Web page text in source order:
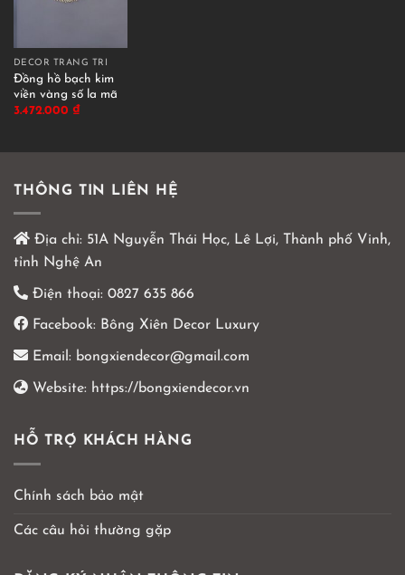
DECOR TRANG TRÍ
Đồng hồ bạch kim
viền vàng số la mã
3.472.000 ₫
THÔNG TIN LIÊN HỆ
Địa chỉ: 51A Nguyễn Thái Học, Lê Lợi, Thành phố Vinh,
tỉnh Nghệ An
Điện thoại: 0827 635 866
Facebook: Bông Xiên Decor Luxury
Email: bongxiendecor@gmail.com
Website: https://bongxiendecor.vn
HỖ TRỢ KHÁCH HÀNG
Chính sách bảo mật
Các câu hỏi thường gặp